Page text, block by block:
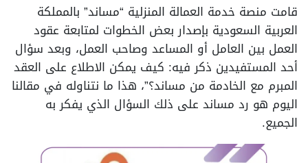
قامت منصة خدمة العمالة المنزلية “مساند” بالمملكة
العربية السعودية بإصدار بعض الخطوات لمتابعة عقود
العمل بين العامل أو المساعد وصاحب العمل، وبعد سؤال
أحد المستفيدين ذكر فيه: كيف يمكن الاطلاع على العقد
المبرم مع الخادمة من مساند؟”، هذا ما نتناوله في مقالنا
اليوم هو رد مساند على ذلك السؤال الذي يفكر به
الجميع.